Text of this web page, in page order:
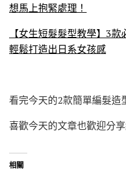
想馬上抱緊處理！
【女生短髮髮型教學】3
輕鬆打造出日系女孩感
看完今天的2款簡單編髮造
喜歡今天的文章也歡迎分享
相關